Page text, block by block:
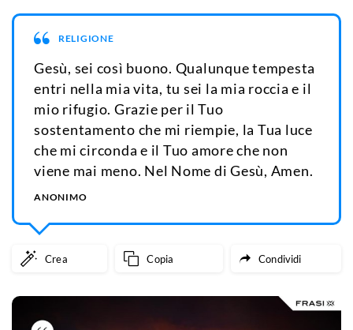
RELIGIONE
Gesù, sei così buono. Qualunque tempesta
entri nella mia vita, tu sei la mia roccia e il
mio rifugio. Grazie per il Tuo
sostentamento che mi riempie, la Tua luce
che mi circonda e il Tuo amore che non
viene mai meno. Nel Nome di Gesù, Amen.
ANONIMO
Crea Copia Condividi